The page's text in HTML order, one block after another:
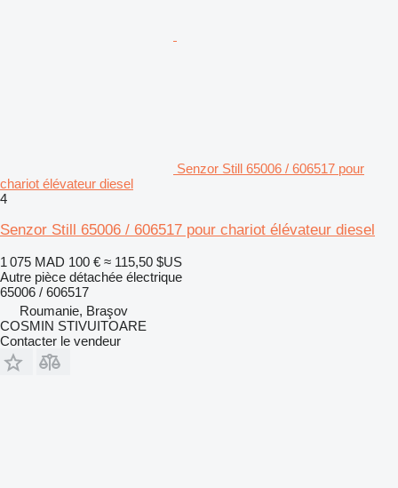
Senzor Still 65006 / 606517 pour
chariot élévateur diesel
4
Senzor Still 65006 / 606517 pour chariot élévateur diesel
1 075 MAD 100 € ≈ 115,50 $US
Autre pièce détachée électrique
65006 / 606517
Roumanie, Braşov
COSMIN STIVUITOARE
Contacter le vendeur